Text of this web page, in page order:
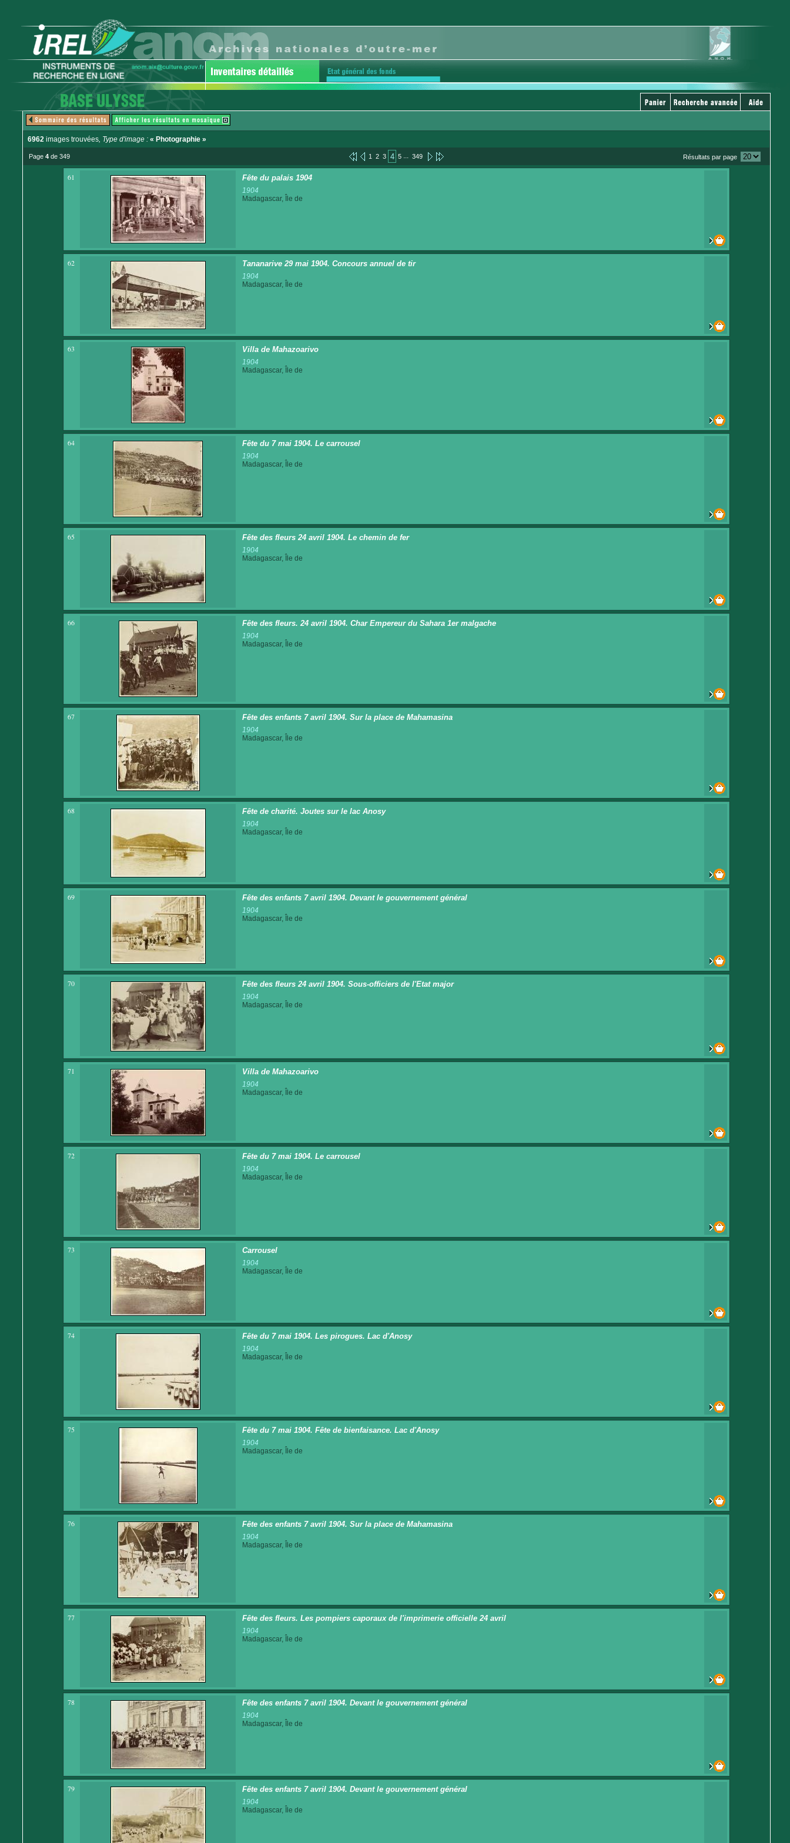
6962 images trouvées, Type d'image : « Photographie »
Page 4 de 349 1 2 3 4 5 ... 349 Résultats par page
61 Fête du palais 1904
1904
Madagascar, Île de
62 Tananarive 29 mai 1904. Concours annuel de tir
1904
Madagascar, Île de
63 Villa de Mahazoarivo
1904
Madagascar, Île de
64 Fête du 7 mai 1904. Le carrousel
1904
Madagascar, Île de
65 Fête des fleurs 24 avril 1904. Le chemin de fer
1904
Madagascar, Île de
66 Fête des fleurs. 24 avril 1904. Char Empereur du Sahara 1er malgache
1904
Madagascar, Île de
67 Fête des enfants 7 avril 1904. Sur la place de Mahamasina
1904
Madagascar, Île de
68 Fête de charité. Joutes sur le lac Anosy
1904
Madagascar, Île de
69 Fête des enfants 7 avril 1904. Devant le gouvernement général
1904
Madagascar, Île de
70 Fête des fleurs 24 avril 1904. Sous-officiers de l'Etat major
1904
Madagascar, Île de
71 Villa de Mahazoarivo
1904
Madagascar, Île de
72 Fête du 7 mai 1904. Le carrousel
1904
Madagascar, Île de
73 Carrousel
1904
Madagascar, Île de
74 Fête du 7 mai 1904. Les pirogues. Lac d'Anosy
1904
Madagascar, Île de
75 Fête du 7 mai 1904. Fête de bienfaisance. Lac d'Anosy
1904
Madagascar, Île de
76 Fête des enfants 7 avril 1904. Sur la place de Mahamasina
1904
Madagascar, Île de
77 Fête des fleurs. Les pompiers caporaux de l'imprimerie officielle 24 avril
1904
Madagascar, Île de
78 Fête des enfants 7 avril 1904. Devant le gouvernement général
1904
Madagascar, Île de
79 Fête des enfants 7 avril 1904. Devant le gouvernement général
1904
Madagascar, Île de